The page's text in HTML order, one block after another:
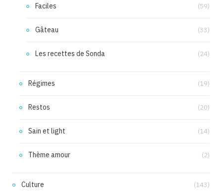
Faciles (59)
Gâteau (33)
Les recettes de Sonda (24)
Régimes (19)
Restos (20)
Sain et light (14)
Thème amour (2)
Culture (143)